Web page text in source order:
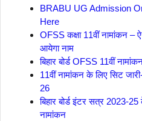
BRABU UG Admission
Here
OFSS कक्षा 11वीं नामांकन
आयेगा नाम
बिहार बोर्ड OFSS 11वीं
11वीं नामांकन के लिए सिट
26
बिहार बोर्ड इंटर सत्र 2023-
नामांकन